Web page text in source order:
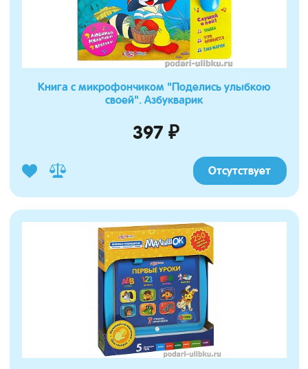
Книга с микрофончиком "Поделись улыбкою
своей". Азбукварик
397 ₽
Отсутствует